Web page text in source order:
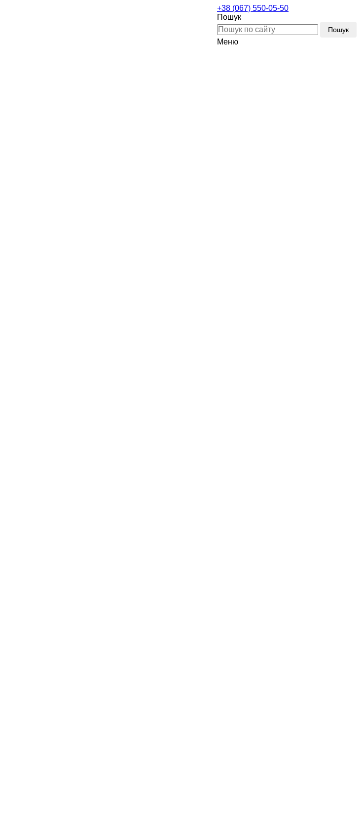
+38 (067) 550-05-50
Пошук
Пошук
Меню